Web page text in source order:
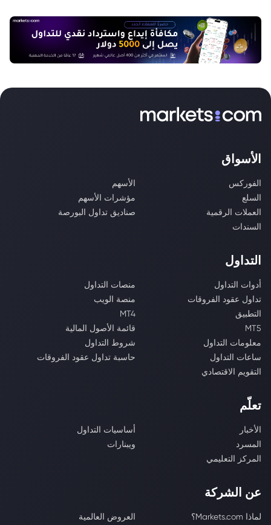
الأسواق
الفوركس
الأسهم
السلع
مؤشرات الأسهم
العملات الرقمية
صناديق تداول البورصة
السندات
التداول
أدوات التداول
منصات التداول
تداول عقود الفروقات
منصة الويب
التطبيق
MT4
MT5
قائمة الأصول المالية
معلومات التداول
شروط التداول
ساعات التداول
حاسبة تداول عقود الفروقات
التقويم الاقتصادي
تعلّم
الأخبار
أساسيات التداول
المسرد
ويبنارات
المركز التعليمي
عن الشركة
لماذا Markets.com؟
العروض العالمية